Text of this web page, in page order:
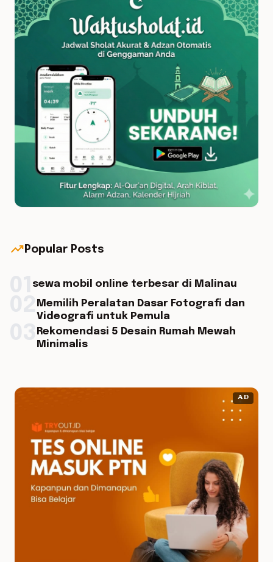
trending_up Popular Posts
sewa mobil online terbesar di Malinau
Memilih Peralatan Dasar Fotografi dan
Videografi untuk Pemula
Rekomendasi 5 Desain Rumah Mewah
Minimalis
AD